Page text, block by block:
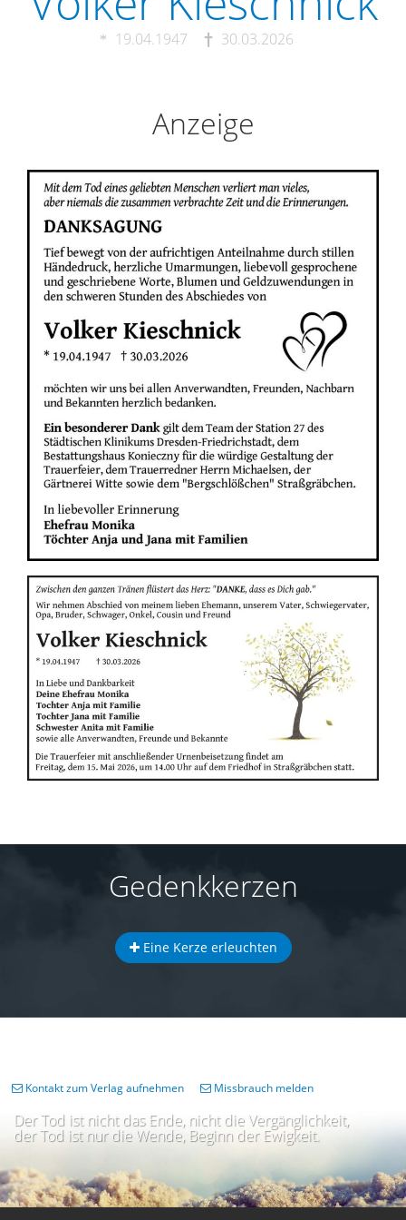
19.04.1947 30.03.2026
Anzeige
Gedenkkerzen
Eine Kerze erleuchten
Der Tod ist nicht das Ende, nicht die Vergänglichkeit,
der Tod ist nur die Wende, Beginn der Ewigkeit.
Kontakt zum Verlag aufnehmen Missbrauch melden